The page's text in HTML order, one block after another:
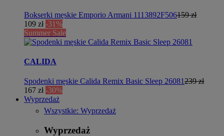
Bokserki męskie Emporio Armani 1113892F506159 zł
109 zł -31%
Summer Sale
CALIDA
Spodenki męskie Calida Remix Basic Sleep 26081239 zł
167 zł -30%
Wyprzedaż
Wszystkie: Wyprzedaż
Wyprzedaż